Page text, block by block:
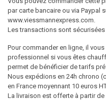
par carte bancaire ou via Paypal
www.viessmannexpress.com.
Les transactions sont
Pour commander en ligne, il
professionnel si vous êtes
permet de bénéficier de tarifs
Nous expédions en 24h chrono
en France moyennant 10 euros
La livraison est offerte à partir de